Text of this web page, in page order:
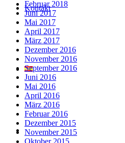
Kontakt
Suche
Februar 2018
Juni 2017
Mai 2017
April 2017
März 2017
Dezember 2016
November 2016
September 2016
Juni 2016
Mai 2016
April 2016
März 2016
Februar 2016
Dezember 2015
November 2015